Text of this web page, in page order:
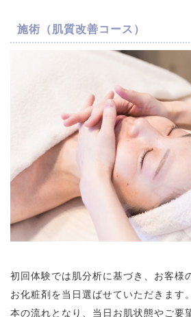
施術（肌質改善コース）
初回体験では肌分析に基づき、お客様
お化粧剤を当日選ばせていただきます
本の流れとなり、当日お肌状態やご要